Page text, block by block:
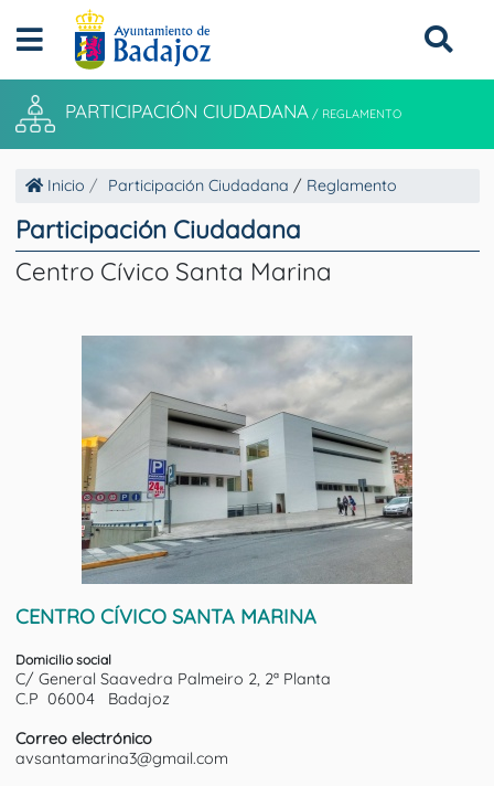
PARTICIPACIÓN CIUDADANA / REGLAMENTO
Inicio Participación Ciudadana / Reglamento
Participación Ciudadana
Centro Cívico Santa Marina
CENTRO CÍVICO SANTA MARINA
Domicilio social
C/ General Saavedra Palmeiro 2, 2ª Planta
C.P 06004 Badajoz
Correo electrónico
avsantamarina3@gmail.com